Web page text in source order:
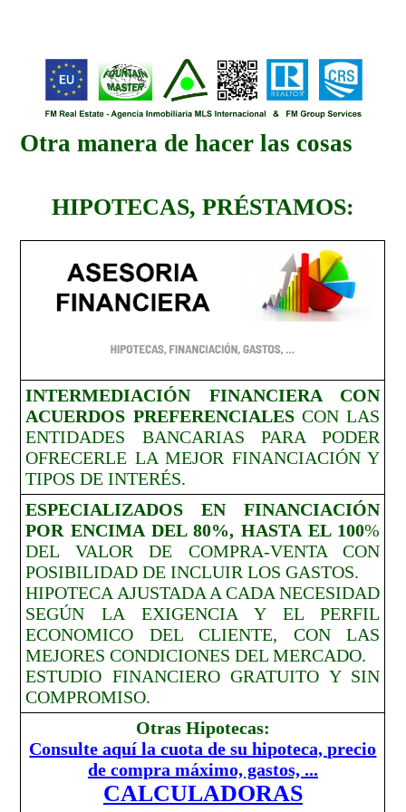
Otra manera de hacer las cosas
HIPOTECAS, PRÉSTAMOS:
INTERMEDIACIÓN FINANCIERA CON
ACUERDOS PREFERENCIALESCON LAS
ENTIDADES BANCARIAS PARA PODER
OFRECERLE LA MEJOR FINANCIACIÓN Y
TIPOS DE INTERÉS.
ESPECIALIZADOS EN FINANCIACIÓN
POR ENCIMA DEL 80%, HASTA EL 100%
DEL VALOR DE COMPRA-VENTA CON
POSIBILIDAD DE INCLUIR LOS GASTOS.
HIPOTECA AJUSTADA A CADA NECESIDAD
SEGÚN LA EXIGENCIA Y EL PERFIL
ECONOMICO DEL CLIENTE, CON LAS
MEJORES CONDICIONES DEL MERCADO.
ESTUDIO FINANCIERO GRATUITO Y SIN
COMPROMISO.
Otras Hipotecas:
Consulte aquí la cuota de su hipoteca, precio
de compra máximo, gastos, ...
CALCULADORAS